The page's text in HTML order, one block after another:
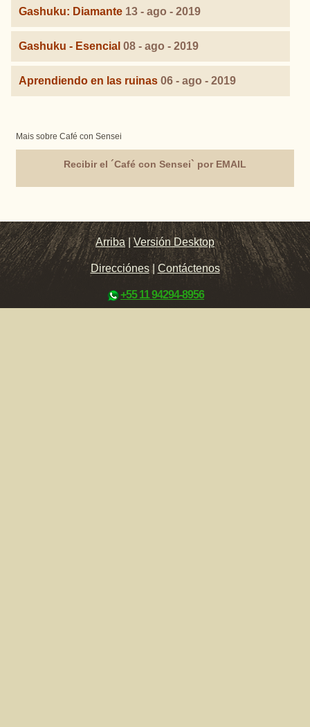
Gashuku: Diamante 13 - ago - 2019
Gashuku - Esencial 08 - ago - 2019
Aprendiendo en las ruinas 06 - ago - 2019
Mais sobre Café con Sensei
Recibir el ´Café con Sensei` por EMAIL
Arriba |Versión Desktop
Direcciónes| Contáctenos
+55 11 94294-8956